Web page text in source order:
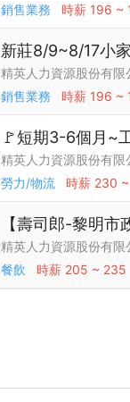
銷售業務
時薪 196 ~
新莊8/9~8/17小
精英人力資源股份有限
銷售業務
時薪 196 ~
🚩短期3-6個月~
精英人力資源股份有限
勞力/物流
時薪 230
【壽司郎-黎明
精英人力資源股份有限
餐飲
時薪 205 ~ 235